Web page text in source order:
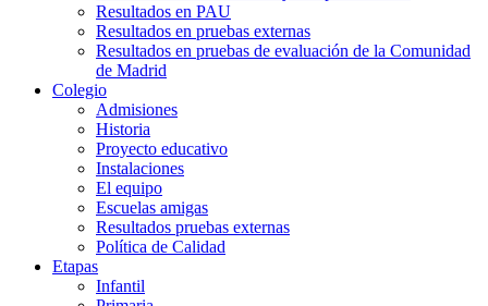
Resultados en PAU
Resultados en pruebas externas
Resultados en pruebas de evaluación de la Comunidad
de Madrid
Colegio
Admisiones
Historia
Proyecto educativo
Instalaciones
El equipo
Escuelas amigas
Resultados pruebas externas
Política de Calidad
Etapas
Infantil